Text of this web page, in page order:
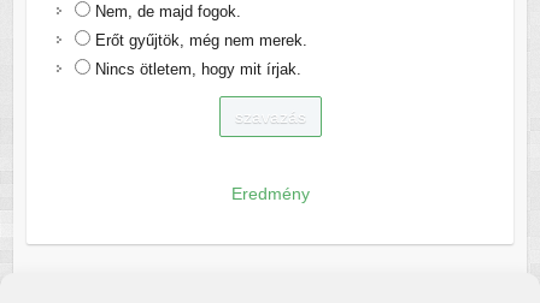
Nem, de majd fogok.
Erőt gyűjtök, még nem merek.
Nincs ötletem, hogy mit írjak.
Eredmény